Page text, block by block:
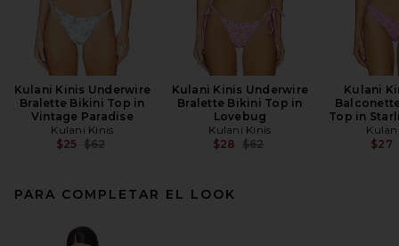
Kulani Kinis Underwire
Bralette Bikini Top in
Vintage Paradise
Kulani Kinis
$25 Previous price:
$62
Kulani Kinis Underwire
Bralette Bikini Top in
Lovebug
Kulani Kinis
$28 Previous price:
$62
Kulani
Top in
$27
PARA COMPLETAR EL LOOK